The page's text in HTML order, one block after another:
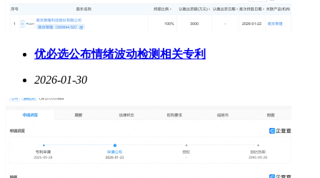
优必选公布情绪波动检测相关专利
2026-01-30